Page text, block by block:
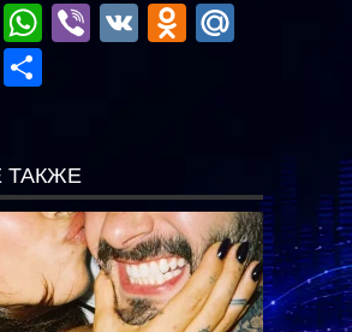
TwitterWhatsApp
Viber
VK
Blogger
ТАКЖЕ